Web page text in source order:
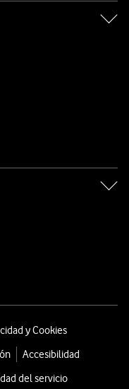
y Cookies
Accesibilidad
del servicio